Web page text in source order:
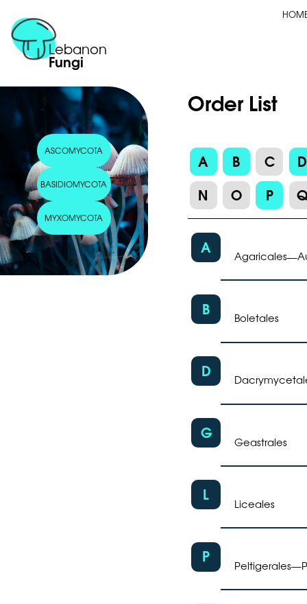
Lebanon
Fungi
ASCOMYCOTA
BASIDIOMYCOTA
MYXOMYCOTA
Order List
A B C
D
N
O P
A Agaricales—
B Boletales
D
G Geastrales
L Liceales
P Peltigerales—